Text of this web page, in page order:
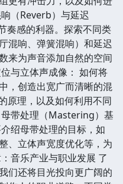
（Reverb）与延迟
奏感的利器。探索不同类
混响、弹簧混响）和延迟
来为声音添加自然的空间
与立体声成像： 如何将
，创造出宽广而清晰的混
原理，以及如何利用不同
带处理（Mastering）基
绍母带处理的目标，如
、立体声宽度优化等，为
音乐产业与职业发展 了
们还将目光投向更广阔的